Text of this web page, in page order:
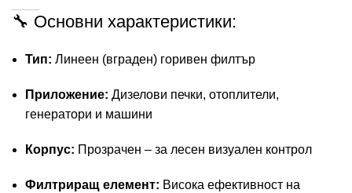
🔧 Основни характеристики:
Тип: Линеен (вграден) горивен филтър
Приложение: Дизелови печки, отоплители,
генератори и машини
Корпус: Прозрачен – за лесен визуален контрол
Филтриращ елемент: Висока ефективност на